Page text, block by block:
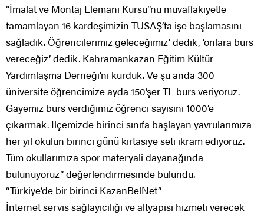
“İmalat ve Montaj Elemanı Kursu”nu muvaffakiyetle
tamamlayan 16 kardeşimizin TUSAŞ’ta işe başlamasını
sağladık. Öğrencilerimiz geleceğimiz’ dedik, ‘onlara burs
vereceğiz’ dedik. Kahramankazan Eğitim Kültür
Yardımlaşma Derneği’ni kurduk. Ve şu anda 300
üniversite öğrencimize ayda 150’şer TL burs veriyoruz.
Gayemiz burs verdiğimiz öğrenci sayısını 1000’e
çıkarmak. İlçemizde birinci sınıfa başlayan yavrularımıza
her yıl okulun birinci günü kırtasiye seti ikram ediyoruz.
Tüm okullarımıza spor materyali dayanağında
bulunuyoruz” değerlendirmesinde bulundu.
“Türkiye’de bir birinci KazanBelNet”
İnternet servis sağlayıcılığı ve altyapısı hizmeti verecek